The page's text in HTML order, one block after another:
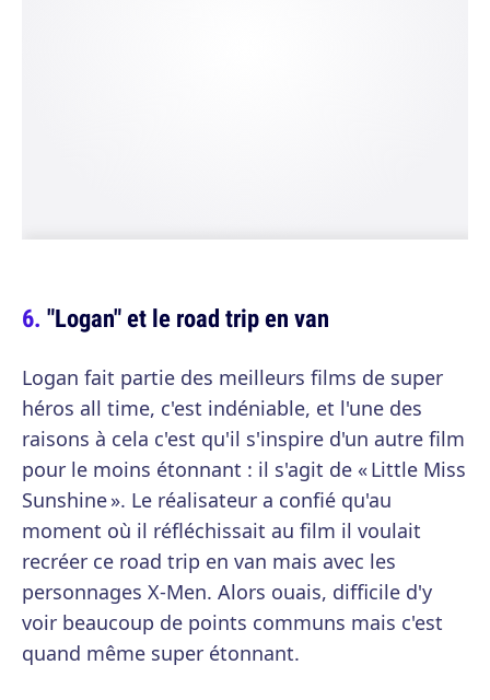
"Logan" et le road trip en van
Logan fait partie des meilleurs films de super
héros all time, c'est indéniable, et l'une des
raisons à cela c'est qu'il s'inspire d'un autre film
pour le moins étonnant : il s'agit de « Little Miss
Sunshine ». Le réalisateur a confié qu'au
moment où il réfléchissait au film il voulait
recréer ce road trip en van mais avec les
personnages X-Men. Alors ouais, difficile d'y
voir beaucoup de points communs mais c'est
quand même super étonnant.